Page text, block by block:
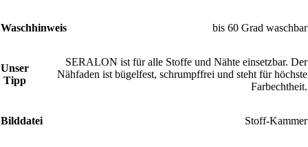
Waschhinweis bis 60 Grad waschbar
Unser
Tipp
SERALON ist für alle Stoffe und Nähte einsetzbar. Der
Nähfaden ist bügelfest, schrumpffrei und steht für höchste
Farbechtheit.
Bilddatei Stoff-Kammer